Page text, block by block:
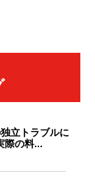
立トラブルに
際の料...